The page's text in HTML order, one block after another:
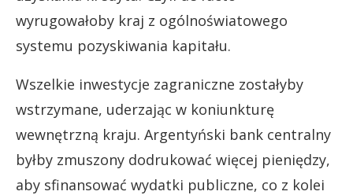
wyrugowałoby kraj z ogólnoświatowego
systemu pozyskiwania kapitału.
Wszelkie inwestycje zagraniczne zostałyby
wstrzymane, uderzając w koniunkturę
wewnętrzną kraju. Argentyński bank centralny
byłby zmuszony dodrukować więcej pieniędzy,
aby sfinansować wydatki publiczne, co z kolei